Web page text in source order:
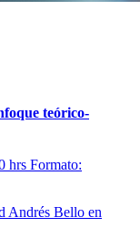
teórico-
hrs Formato:
Andrés Bello en